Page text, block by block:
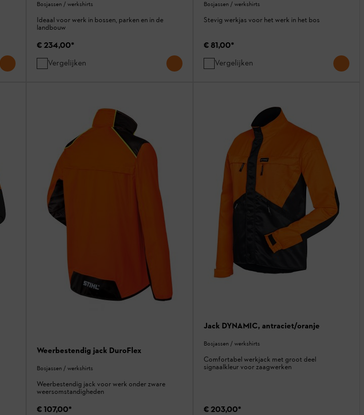
Bosjassen / werkshirts
Ideaal voor werk in bossen, parken en in de
landbouw
€ 234,00*
Vergelijken
Bosjassen / werkshirts
Stevig werkjas voor het werk in het bos
€ 81,00*
Vergelijken
Weerbestendig jack DuroFlex
Bosjassen / werkshirts
Weerbestendig jack voor werk onder zware
weersomstandigheden
€ 107,00*
Jack DYNAMIC, antraciet/oranje
Bosjassen / werkshirts
Comfortabel werkjack met groot deel
signaalkleur voor zaagwerken
€ 203,00*